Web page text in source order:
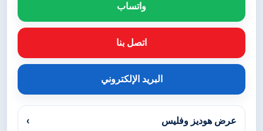
واتساب
اتصل بنا
البريد الإلكتروني
عرض هوديز وفليس ›